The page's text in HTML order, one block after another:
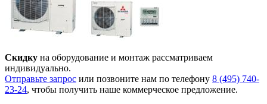
Скидку на оборудование и монтаж рассматриваем
индивидуально.
Отправьте запрос или позвоните нам по телефону 8 (495) 740-
23-24, чтобы получить наше коммерческое предложение.